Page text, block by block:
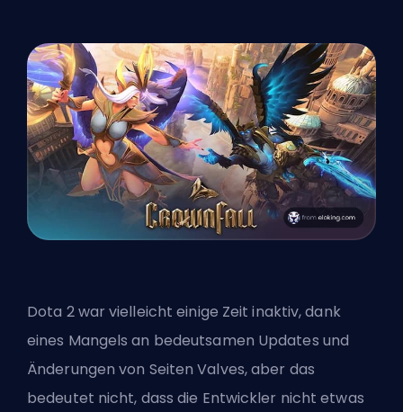
Dota 2 war vielleicht einige Zeit inaktiv, dank
eines Mangels an bedeutsamen Updates und
Änderungen von Seiten Valves, aber das
bedeutet nicht, dass die Entwickler nicht etwas